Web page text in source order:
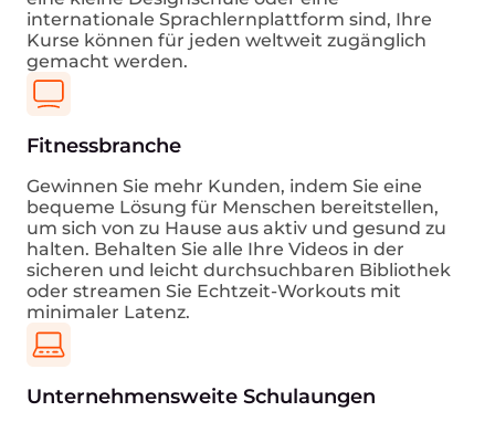
internationale Sprachlernplattform sind, Ihre
Kurse können für jeden weltweit zugänglich
gemacht werden.
Fitnessbranche
Gewinnen Sie mehr Kunden, indem Sie eine
bequeme Lösung für Menschen bereitstellen,
um sich von zu Hause aus aktiv und gesund zu
halten. Behalten Sie alle Ihre Videos in der
sicheren und leicht durchsuchbaren Bibliothek
oder streamen Sie Echtzeit-Workouts mit
minimaler Latenz.
Unternehmensweite Schulaungen